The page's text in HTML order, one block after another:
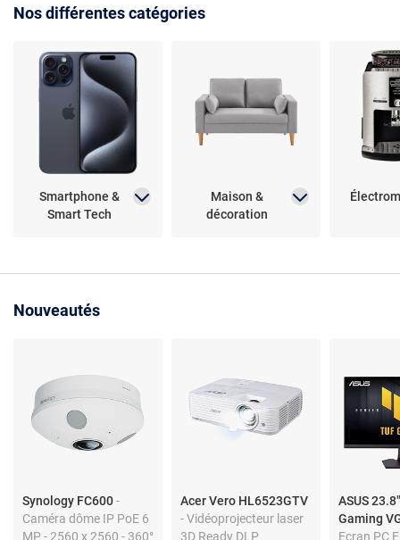
Nos différentes catégories
Smartphone &
Smart Tech
Maison &
décoration
Nouveautés
Synology FC600-
Caméra dôme IP PoE 6
MP - 2560 x 2560 - 360°
Acer Vero HL6523GTV
- Vidéoprojecteur laser
3D Ready DLP
ASUS
Gaming
Ecran PC